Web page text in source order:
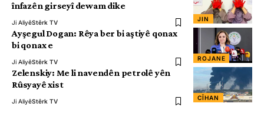
JIN
înfazên girseyî dewam dike
Ji AliyêStêrk TV
ROJANE
Ayşegul Dogan: Rêya ber bi aştiyê qonax
bi qonax e
Ji AliyêStêrk TV
CÎHAN
Zelenskiy: Me li navendên petrolê yên
Rûsyayê xist
Ji AliyêStêrk TV